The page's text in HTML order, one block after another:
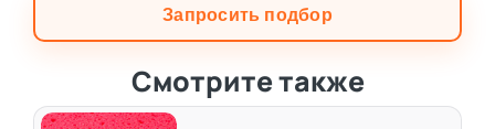
Запросить подбор
Смотрите также